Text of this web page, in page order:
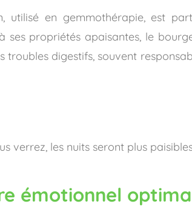
en gemmothérapie, est
propriétés apaisantes, le
digestifs, souvent
verrez, les nuits seront plus
émotionnel